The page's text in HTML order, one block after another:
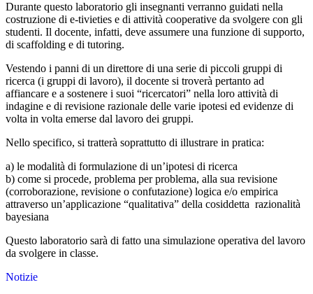
Durante questo laboratorio gli insegnanti verranno guidati nella
costruzione di e-tivieties e di attività cooperative da svolgere con gli
studenti. Il docente, infatti, deve assumere una funzione di supporto,
di scaffolding e di tutoring.
Vestendo i panni di un direttore di una serie di piccoli gruppi di
ricerca (i gruppi di lavoro), il docente si troverà pertanto ad
affiancare e a sostenere i suoi “ricercatori” nella loro attività di
indagine e di revisione razionale delle varie ipotesi ed evidenze di
volta in volta emerse dal lavoro dei gruppi.
Nello specifico, si tratterà soprattutto di illustrare in pratica:
a) le modalità di formulazione di un’ipotesi di ricerca
b) come si procede, problema per problema, alla sua revisione
(corroborazione, revisione o confutazione) logica e/o empirica
attraverso un’applicazione “qualitativa” della cosiddetta razionalità
bayesiana
Questo laboratorio sarà di fatto una simulazione operativa del lavoro
da svolgere in classe.
Notizie